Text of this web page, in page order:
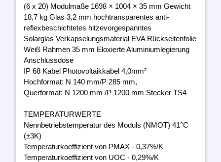
(6 x 20) Modulmaße 1698 × 1004 × 35 mm Gewicht
18,7 kg Glas 3,2 mm hochtransparentes anti-
reflexbeschichtetes hitzevorgespanntes
Solarglas Verkapselungsmaterial EVA Rückseitenfolie
Weiß Rahmen 35 mm Eloxierte Aluminiumlegierung
Anschlussdose
IP 68 Kabel Photovoltaikkabel 4,0mm²
Hochformat: N 140 mm/P 285 mm,
Querformat: N 1200 mm /P 1200 mm Stecker TS4
TEMPERATURWERTE
Nennbetriebstemperatur des Moduls (NMOT) 41°C
(±3K)
Temperaturkoeffizient von PMAX - 0,37%/K
Temperaturkoeffizient von UOC - 0,29%/K